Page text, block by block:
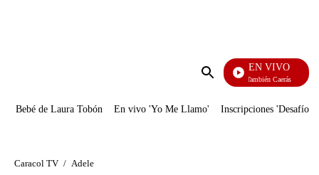
Enviar
EN VIVO
También Caerás
Bebé de Laura Tobón En vivo 'Yo Me Llamo' Inscripciones 'Desafío'
Caracol TV / Adele